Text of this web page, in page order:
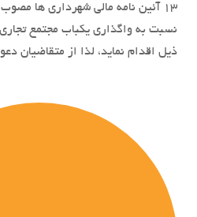
نسبت به واگذاری یکباب مجتمع
ذیل اقدام نماید، لذا از متقاضیان